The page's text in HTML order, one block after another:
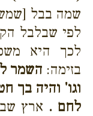
שמה בבל
לפי שבלבל
לכך היא
בזימה: השמר
וגו' והיה בך
לחם . ארץ